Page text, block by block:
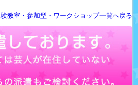
教室・参加型・ワークショップ一覧へ戻る